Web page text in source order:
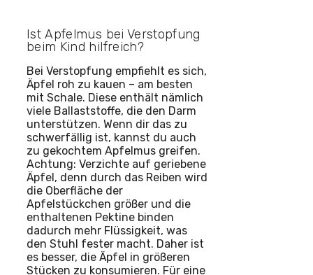
Ist Apfelmus bei Verstopfung
beim Kind hilfreich?
Bei Verstopfung empfiehlt es sich,
Äpfel roh zu kauen – am besten
mit Schale. Diese enthält nämlich
viele Ballaststoffe, die den Darm
unterstützen. Wenn dir das zu
schwerfällig ist, kannst du auch
zu gekochtem Apfelmus greifen.
Achtung: Verzichte auf geriebene
Äpfel, denn durch das Reiben wird
die Oberfläche der
Apfelstückchen größer und die
enthaltenen Pektine binden
dadurch mehr Flüssigkeit, was
den Stuhl fester macht. Daher ist
es besser, die Äpfel in größeren
Stücken zu konsumieren. Für eine